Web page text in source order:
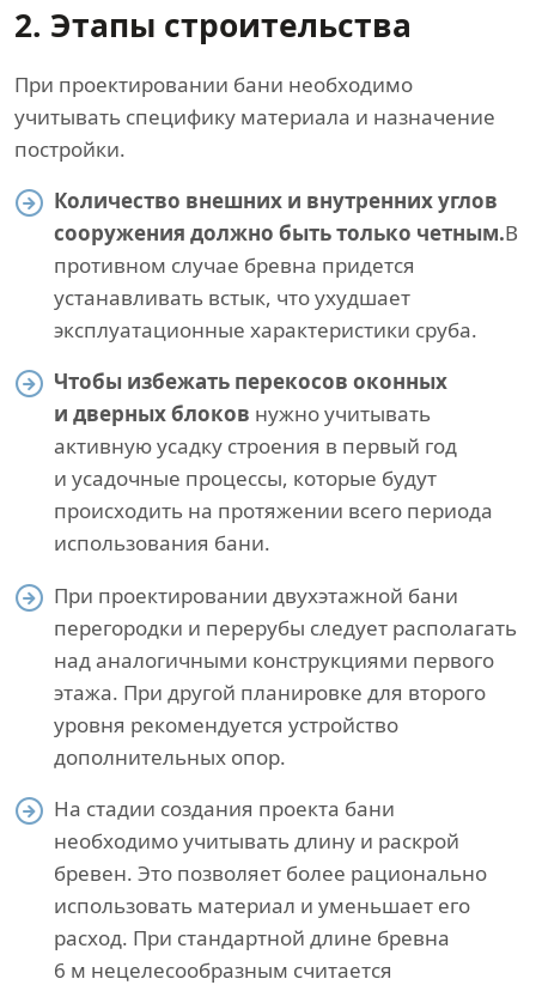
2. Этапы строительства
При проектировании бани необходимо
учитывать специфику материала и назначение
постройки.
Количество внешних и внутренних углов
сооружения должно быть только четным.В
противном случае бревна придется
устанавливать встык, что ухудшает
эксплуатационные характеристики сруба.
Чтобы избежать перекосов оконных
и дверных блоков нужно учитывать
активную усадку строения в первый год
и усадочные процессы, которые будут
происходить на протяжении всего периода
использования бани.
При проектировании двухэтажной бани
перегородки и перерубы следует располагать
над аналогичными конструкциями первого
этажа. При другой планировке для второго
уровня рекомендуется устройство
дополнительных опор.
На стадии создания проекта бани
необходимо учитывать длину и раскрой
бревен. Это позволяет более рационально
использовать материал и уменьшает его
расход. При стандартной длине бревна
6 м нецелесообразным считается